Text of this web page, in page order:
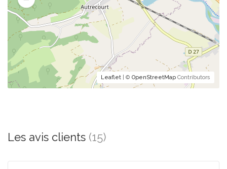
Leaflet | © OpenStreetMap Contributors
Les avis clients (15)